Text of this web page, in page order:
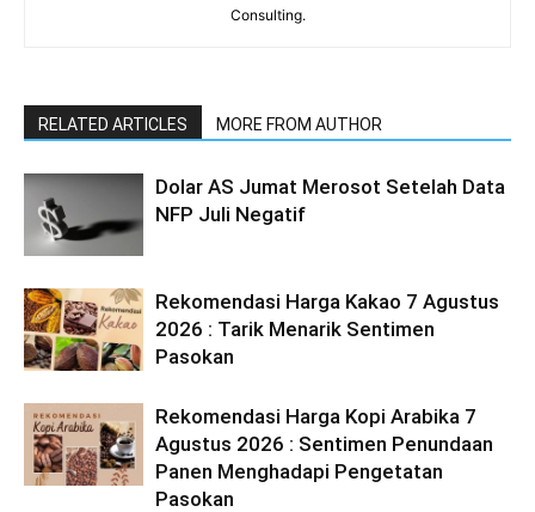
Consulting.
RELATED ARTICLES MORE FROM AUTHOR
Dolar AS Jumat Merosot Setelah Data
NFP Juli Negatif
Rekomendasi Harga Kakao 7 Agustus
2026 : Tarik Menarik Sentimen
Pasokan
Rekomendasi Harga Kopi Arabika 7
Agustus 2026 : Sentimen Penundaan
Panen Menghadapi Pengetatan
Pasokan